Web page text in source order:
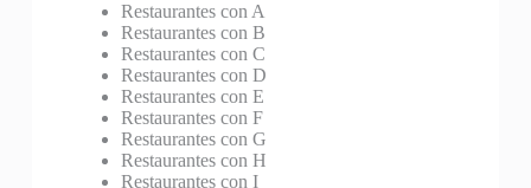
Restaurantes con A
Restaurantes con B
Restaurantes con C
Restaurantes con D
Restaurantes con E
Restaurantes con F
Restaurantes con G
Restaurantes con H
Restaurantes con I